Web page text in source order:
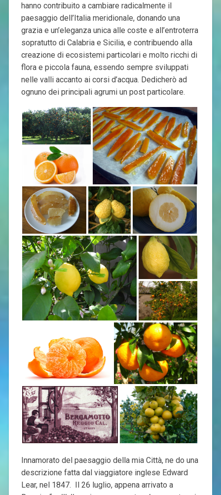
hanno contribuito a cambiare radicalmente il
paesaggio dell’Italia meridionale, donando una
grazia e un’eleganza unica alle coste e all’entroterra
sopratutto di Calabria e Sicilia, e contribuendo alla
creazione di ecosistemi particolari e molto ricchi di
flora e piccola fauna, essendo sempre sviluppati
nelle valli accanto ai corsi d’acqua. Dedicherò ad
ognuno dei principali agrumi un post particolare.
Innamorato del paesaggio della mia Città, ne do una
descrizione fatta dal viaggiatore inglese Edward
Lear, nel 1847. Il 26 luglio, appena arrivato a